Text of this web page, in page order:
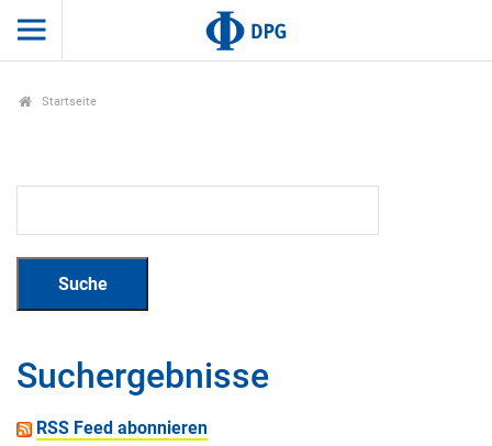
Startseite
Suchergebnisse
RSS Feed abonnieren